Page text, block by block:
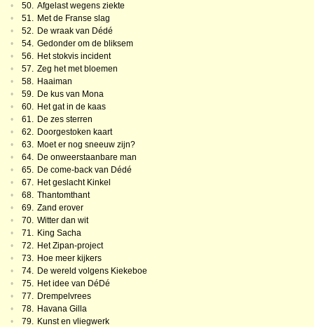
•
50. Afgelast wegens ziekte
•
51. Met de Franse slag
•
52. De wraak van Dédé
•
54. Gedonder om de bliksem
•
56. Het stokvis incident
•
57. Zeg het met bloemen
•
58. Haaiman
•
59. De kus van Mona
•
60. Het gat in de kaas
•
61. De zes sterren
•
62. Doorgestoken kaart
•
63. Moet er nog sneeuw zijn?
•
64. De onweerstaanbare man
•
65. De come-back van Dédé
•
67. Het geslacht Kinkel
•
68. Thantomthant
•
69. Zand erover
•
70. Witter dan wit
•
71. King Sacha
•
72. Het Zipan-project
•
73. Hoe meer kijkers
•
74. De wereld volgens Kiekeboe
•
75. Het idee van DéDé
•
77. Drempelvrees
•
78. Havana Gilla
•
79. Kunst en vliegwerk